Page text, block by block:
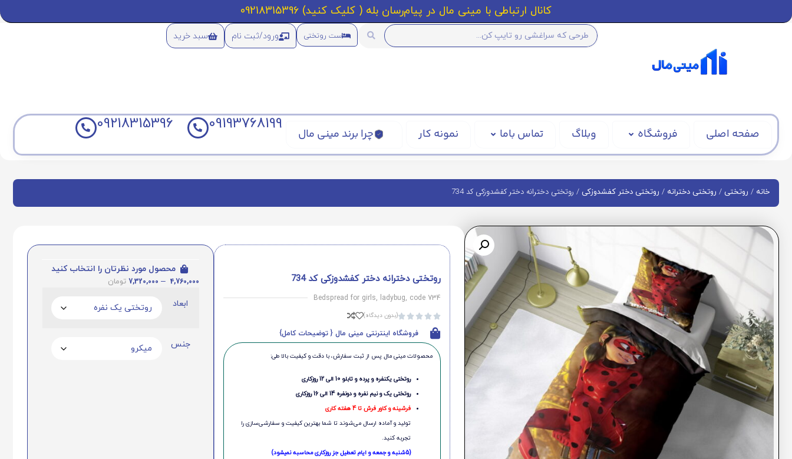
کانال ارتباطی با مینی مال در پیام‌رسان بله ( کلیک کنید) 09218315396
ست روتختی ورود/ثبت نام سبد خرید
صفحه اصلی فروشگاه وبلاگ تماس باما نمونه کار چرا برند مینی مال
09193768199
09218315396
خانه / روتختی / روتختی دخترانه / روتختی دختر کفشدوزکی / روتختی دخترانه دختر کفشدوزکی کد 734
روتختی دخترانه دختر کفشدوزکی کد 734
Bedspread for girls, ladybug, code 734




(بدون دیدگاه)
فروشگاه اینترنتی مینی مال { توضیحات کامل}
محصولات مینی‌ مال پس از ثبت سفارش، با دقت و کیفیت بالا طی:
روتختی یکنفره و پرده و تابلو 10 الی 12 روزکاری
روتختی یک و نیم نفره و دونفره 14 الی 16 روزکاری
فرشینه و کاور فرش تا 4 هفته کاری
تولید و آماده ارسال می‌شوند تا شما بهترین کیفیت و سفارشی‌سازی را
تجربه کنید.
(5شنبه و جمعه و ایام تعطیل جز روزکاری محاسبه نمیشود)
محصول مورد نظرتان را انتخاب کنید
4,760,000
–
7,320,000 تومان
ابعاد
جنس